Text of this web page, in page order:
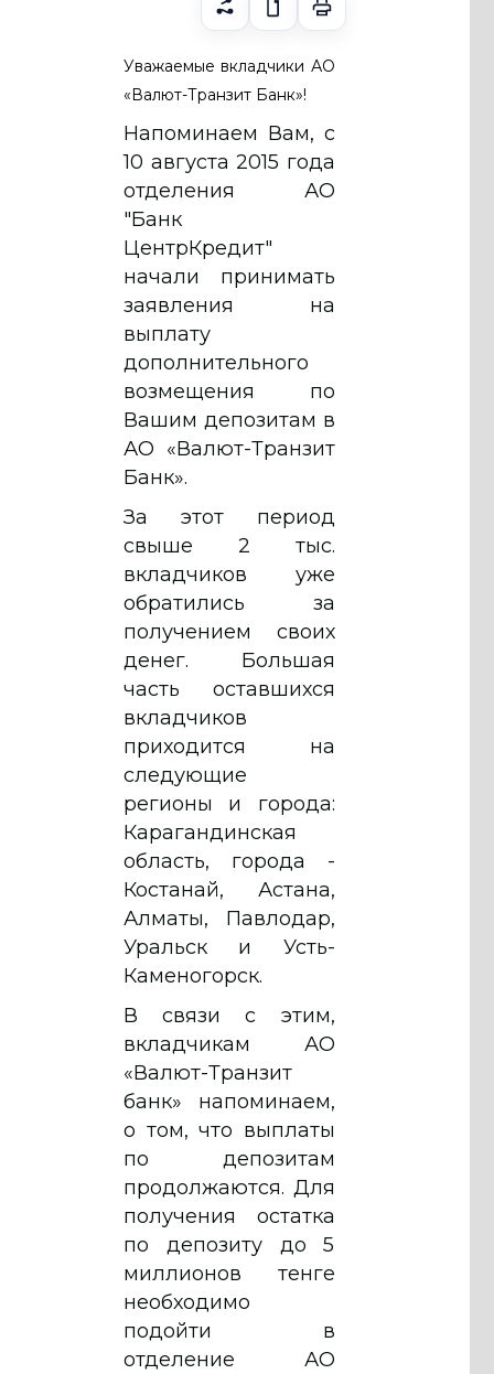
Уважаемые вкладчики АО
«Валют-Транзит Банк»!
Напоминаем Вам, c
10 августа 2015 года
отделения АО
"Банк
ЦентрКредит"
начали принимать
заявления на
выплату
дополнительного
возмещения по
Вашим депозитам в
АО «Валют-Транзит
Банк».
За этот период
свыше 2 тыс.
вкладчиков уже
обратились за
получением своих
денег. Большая
часть оставшихся
вкладчиков
приходится на
следующие
регионы и города:
Карагандинская
область, города -
Костанай, Астана,
Алматы, Павлодар,
Уральск и Усть-
Каменогорск.
В связи с этим,
вкладчикам АО
«Валют-Транзит
банк» напоминаем,
о том, что выплаты
по депозитам
продолжаются. Для
получения остатка
по депозиту до 5
миллионов тенге
необходимо
подойти в
отделение АО